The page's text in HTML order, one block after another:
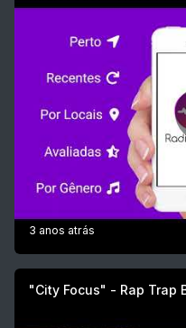
3 anos atrás
"City Focus" - Rap Trap